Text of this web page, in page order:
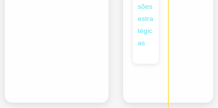
sões
estra
tégic
as